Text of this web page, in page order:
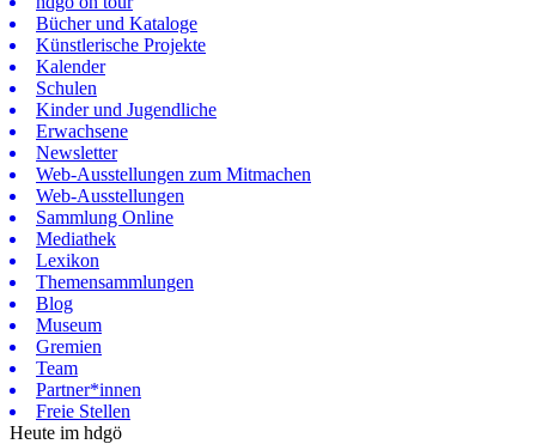
Bücher und Kataloge
Künstlerische Projekte
Kalender
Schulen
Kinder und Jugendliche
Erwachsene
Newsletter
Web-Ausstellungen zum Mitmachen
Web-Ausstellungen
Sammlung Online
Mediathek
Lexikon
Themensammlungen
Blog
Museum
Gremien
Team
Partner*innen
Freie Stellen
Heute im hdgö